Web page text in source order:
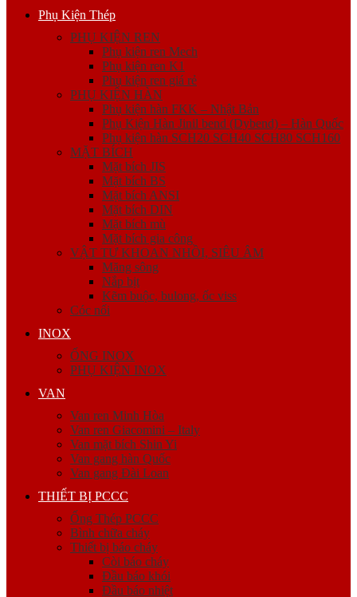
Phụ Kiện Thép
PHỤ KIỆN REN
Phụ kiện ren Mech
Phụ kiện ren K1
Phụ kiện ren giá rẻ
PHỤ KIỆN HÀN
Phụ kiện hàn FKK – Nhật Bản
Phụ Kiện Hàn Jinil bend (Dybend) – Hàn Quốc
Phụ kiện hàn SCH20 SCH40 SCH80 SCH160
MẶT BÍCH
Mặt bích JIS
Mặt bích BS
Mặt bích ANSI
Mặt bích DIN
Mặt bích mù
Mặt bích gia công
VẬT TƯ KHOAN NHỒI, SIÊU ÂM
Măng sông
Nắp bịt
Kẽm buộc, bulong, ốc viss
Cóc nối
INOX
ỐNG INOX
PHỤ KIỆN INOX
VAN
Van ren Minh Hòa
Van ren Giacomini – Italy
Van mặt bích Shin Yi
Van gang hàn Quốc
Van gang Đài Loan
THIẾT BỊ PCCC
Ống Thép PCCC
Bình chữa cháy
Thiết bị báo cháy
Còi báo cháy
Đầu báo khói
Đầu báo nhiệt